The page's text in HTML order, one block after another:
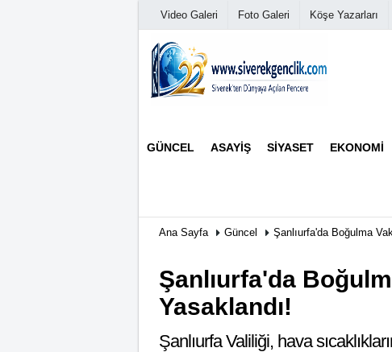
Video Galeri Foto Galeri Köşe Yazarları
GÜNCEL ASAYIŞ SIYASET EKONOMI
Haber Arşivi
Ana Sayfa Güncel Şanlıurfa'da Boğulma
Şanlıurfa'da
Yasaklandı!
Şanlıurfa Valiliği, hava